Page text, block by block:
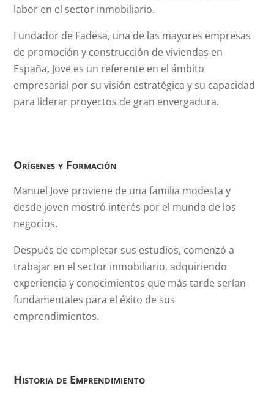
labor en el sector inmobiliario.
Fundador de Fadesa, una de las mayores empresas
de promoción y construcción de viviendas en
España, Jove es un referente en el ámbito
empresarial por su visión estratégica y su capacidad
para liderar proyectos de gran envergadura.
Orígenes y Formación
Manuel Jove proviene de una familia modesta y
desde joven mostró interés por el mundo de los
negocios.
Después de completar sus estudios, comenzó a
trabajar en el sector inmobiliario, adquiriendo
experiencia y conocimientos que más tarde serían
fundamentales para el éxito de sus
emprendimientos.
Historia de Emprendimiento